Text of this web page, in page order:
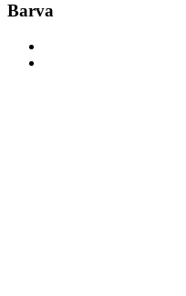
Barva